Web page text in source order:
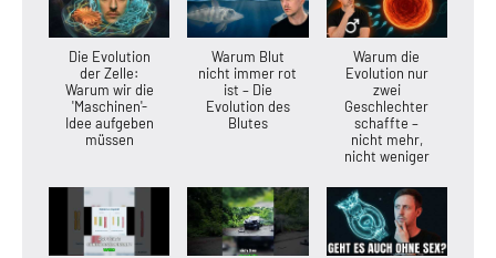
Die Evolution
der Zelle:
Warum wir die
'Maschinen'-
Idee aufgeben
müssen
Warum Blut
nicht immer rot
ist – Die
Evolution des
Blutes
Warum die
Evolution nur
zwei
Geschlechter
schaffte –
nicht mehr,
nicht weniger